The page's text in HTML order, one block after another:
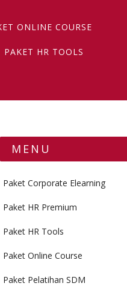
ONLINE COURSE
PAKET HR TOOLS
MENU
Paket Corporate Elearning
Paket HR Premium
Paket HR Tools
Paket Online Course
Paket Pelatihan SDM